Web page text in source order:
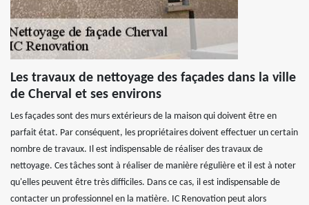
Les travaux de nettoyage des façades dans la ville
de Cherval et ses environs
Les façades sont des murs extérieurs de la maison qui doivent être en
parfait état. Par conséquent, les propriétaires doivent effectuer un certain
nombre de travaux. Il est indispensable de réaliser des travaux de
nettoyage. Ces tâches sont à réaliser de manière régulière et il est à noter
qu'elles peuvent être très difficiles. Dans ce cas, il est indispensable de
contacter un professionnel en la matière. IC Renovation peut alors